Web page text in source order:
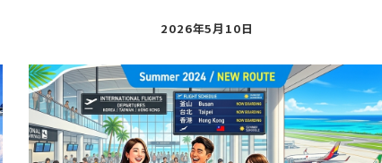
投
日
2026年5月10日